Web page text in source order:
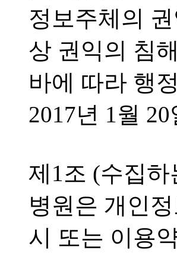
정보주체의
상 권익의 침
바에 따라 행
2017년 1월
제1조 (수집
병원은 개인
시 또는 이용